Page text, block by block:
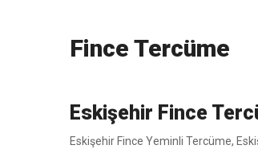
Fince Tercüme
Eskişehir Fince
Eskişehir Fince Yeminli Tercüme,